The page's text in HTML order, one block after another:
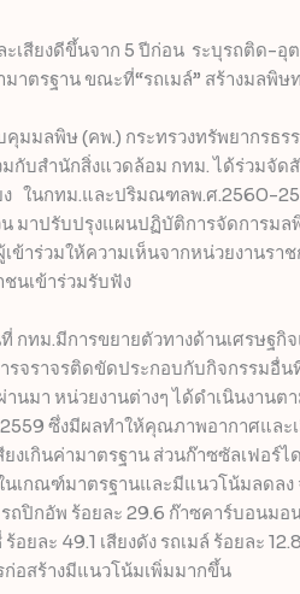
เสียงดีขึ้นจาก 5 ปีก่อน ระบุรถติด-อุ
าตรฐาน ขณะที่“รถเมล์” สร้างมลพิษ
คุมมลพิษ (คพ.) กระทรวงทรัพยากรธ
กับสำนักสิ่งแวดล้อม กทม. ได้ร่วมจั
ง ในกทม.และปริมณฑลพ.ศ.2560-
มาปรับปรุงแผนปฏิบัติการจัดการม
าร่วมให้ความเห็นจากหน่วยงานรา
นเข้าร่วมรับฟัง
กทม.มีการขยายตัวทางด้านเศรษฐ
รจราจรติดขัดประกอบกับกิจกรรมอื่
านมา หน่วยงานต่างๆ ได้ดำเนินงา
ซึ่งมีผลทำให้คุณภาพอากาศแล
ยงเกินค่ามาตรฐาน ส่วนก๊าซซัลเฟอ
นเกณฑ์มาตรฐานและมีแนวโน้มลดล
ถปิกอัพ ร้อยละ 29.6 ก๊าซคาร์บอนมอ
ยละ 49.1 เสียงดัง รถเมล์ ร้อยละ
อสร้างมีแนวโน้มเพิ่มมากขึ้น